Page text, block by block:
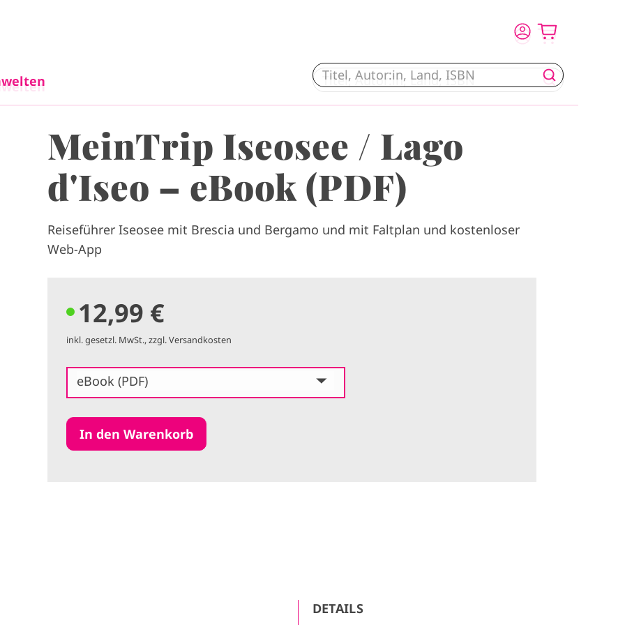
MeinTrip Iseosee / Lago
d'Iseo – eBook (PDF)
Reiseführer Iseosee mit Brescia und Bergamo und mit Faltplan und kostenloser
Web-App
12,99 €
inkl. gesetzl. MwSt., zzgl. Versandkosten
eBook (PDF)
DETAILS